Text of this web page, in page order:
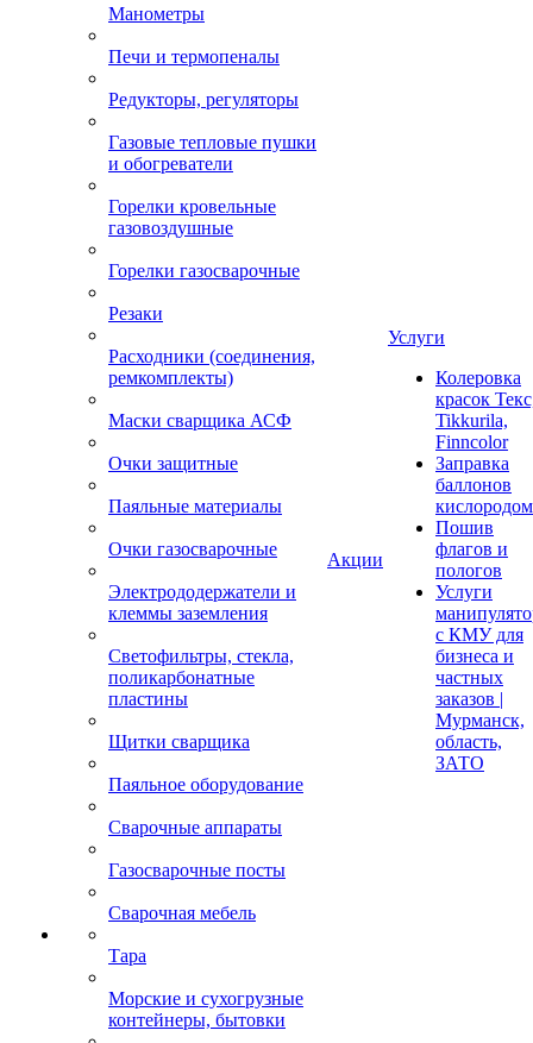
Манометры
Печи и термопеналы
Редукторы, регуляторы
Газовые тепловые пушки
и обогреватели
Горелки кровельные
газовоздушные
Горелки газосварочные
Резаки
Расходники (соединения,
ремкомплекты)
Маски сварщика АСФ
Очки защитные
Паяльные материалы
Очки газосварочные
Электрододержатели и
клеммы заземления
Светофильтры, стекла,
поликарбонатные
пластины
Щитки сварщика
Паяльное оборудование
Сварочные аппараты
Газосварочные посты
Сварочная мебель
Тара
Морские и сухогрузные
контейнеры, бытовки
Акции
Услуги
Колеровка
красок
Tikkurila,
Finncolor
Заправка
баллонов
кислородом
Пошив
флагов и
пологов
Услуги
с КМУ для
бизнеса и
частных
заказов |
Мурманск,
область,
ЗАТО